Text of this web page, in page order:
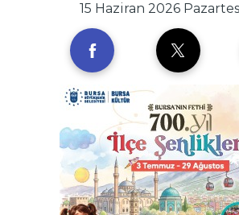
15 Haziran 2026